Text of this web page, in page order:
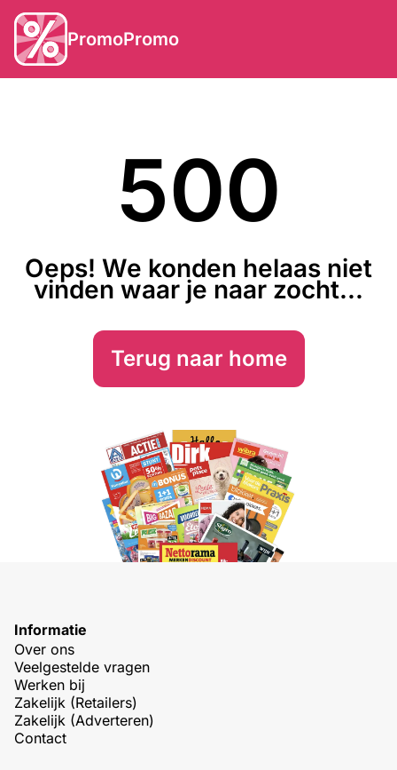
PromoPromo
500
Oeps! We konden helaas niet
vinden waar je naar zocht...
Terug naar home
Informatie
Over ons
Veelgestelde vragen
Werken bij
Zakelijk (Retailers)
Zakelijk (Adverteren)
Contact